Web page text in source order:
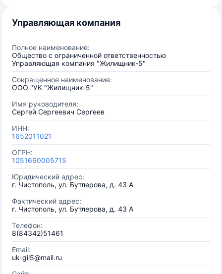
Управляющая компания
Полное наименование:
Общество с ограниченной ответственностью
Управляющая компания "Жилищник-5"
Сокращенное наименование:
ООО "УК "Жилищник-5"
Имя руководителя:
Сергей Сергеевич Сергеев
ИНН:
1652011021
ОГРН:
1051660005715
Юридический адрес:
г. Чистополь, ул. Бутлерова, д. 43 А
Фактический адрес:
г. Чистополь, ул. Бутлерова, д. 43 А
Телефон:
8(84342)51461
Email:
uk-gil5@mail.ru